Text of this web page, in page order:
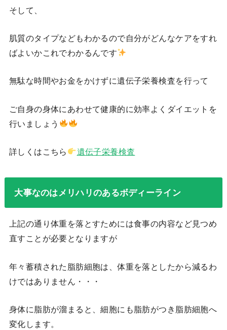
そして、
肌質のタイプなどもわかるので自分がどんなケアをすれ
ばよいかこれでわかるんです
無駄な時間やお金をかけずに遺伝子栄養検査を行って
ご自身の身体にあわせて健康的に効率よくダイエットを
行いましょう
詳しくはこちら 遺伝子栄養検査
大事なのはメリハリのあるボディーライン
上記の通り体重を落とすためには食事の内容など見つめ
直すことが必要となりますが
年々蓄積された脂肪細胞は、体重を落としたから減るわ
けではありません・・・
身体に脂肪が溜まると、細胞にも脂肪がつき脂肪細胞へ
変化します。